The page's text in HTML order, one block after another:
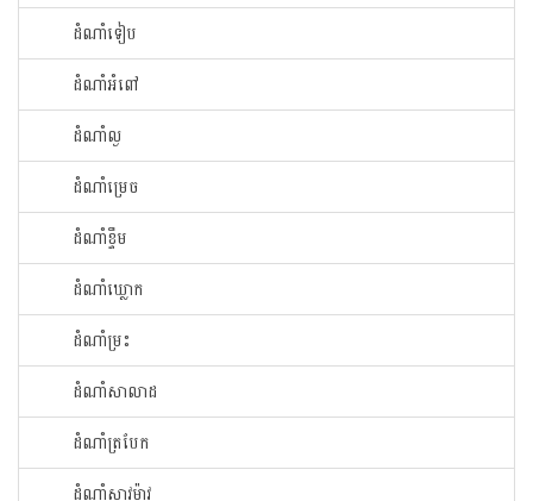
ដំណាំទៀប
ដំណាំអំពៅ
ដំណាំល្ង
ដំណាំម្រេច
ដំណាំខ្ទឹម
ដំណាំឃ្លោក
ដំណាំម្រះ
ដំណាំសាលាដ
ដំណាំត្របែក
ដំណាំសាវម៉ាវ